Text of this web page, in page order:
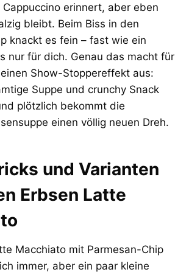
Cappuccino erinnert, aber eben
bleibt. Beim Biss in den
knackt es fein – fast wie ein
nur für dich. Genau das macht für
Show-Stoppereffekt aus:
Suppe und crunchy Snack
plötzlich bekommt die
einen völlig neuen Dreh.
und Varianten
Erbsen Latte
Macchiato mit Parmesan-Chip
immer, aber ein paar kleine